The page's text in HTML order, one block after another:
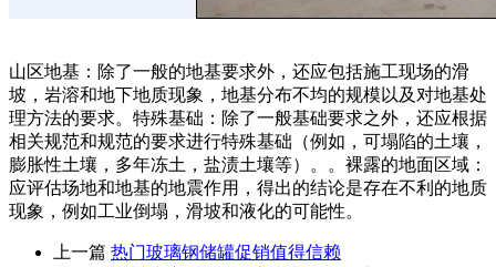
山区地基：除了一般的地基要求外，还应包括施工现场的滑
坡，岩溶和地下地质现象，地基分布不均的规模以及对地基处
理方法的要求。特殊基础：除了一般基础要求之外，还应根据
相关规范和规范的要求进行特殊基础（例如，可塌陷的土壤，
膨胀性土壤，多年冻土，盐渍土壤等）。。裸露的地面区域：
应评估场地和地基的地震作用，得出的结论是存在不利的地质
现象，例如工业倒塌，滑坡和液化的可能性。
上一篇 热门玻璃钢储罐促销值得信赖